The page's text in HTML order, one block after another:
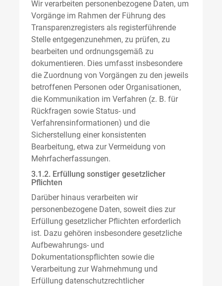
Wir verarbeiten personenbezogene Daten, um
Vorgänge im Rahmen der Führung des
Transparenzregisters als registerführende
Stelle entgegenzunehmen, zu prüfen, zu
bearbeiten und ordnungsgemäß zu
dokumentieren. Dies umfasst insbesondere
die Zuordnung von Vorgängen zu den jeweils
betroffenen Personen oder Organisationen,
die Kommunikation im Verfahren (z. B. für
Rückfragen sowie Status- und
Verfahrensinformationen) und die
Sicherstellung einer konsistenten
Bearbeitung, etwa zur Vermeidung von
Mehrfacherfassungen.
3.1.2. Erfüllung sonstiger gesetzlicher
Pflichten
Darüber hinaus verarbeiten wir
personenbezogene Daten, soweit dies zur
Erfüllung gesetzlicher Pflichten erforderlich
ist. Dazu gehören insbesondere gesetzliche
Aufbewahrungs- und
Dokumentationspflichten sowie die
Verarbeitung zur Wahrnehmung und
Erfüllung datenschutzrechtlicher